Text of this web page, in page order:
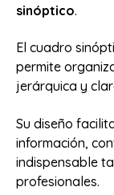
sinóptico.
El cuadro
permite
jerárquica y
Su diseño
información,
indispensable
profesionales.